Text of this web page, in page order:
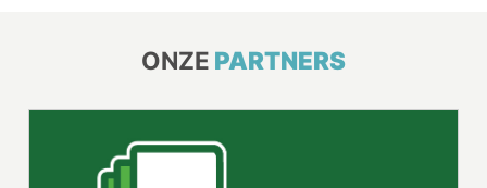
ONZE PARTNERS